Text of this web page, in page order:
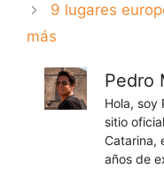
9 lugares
más
Pedro
Hola, soy
sitio
Catarina,
años de